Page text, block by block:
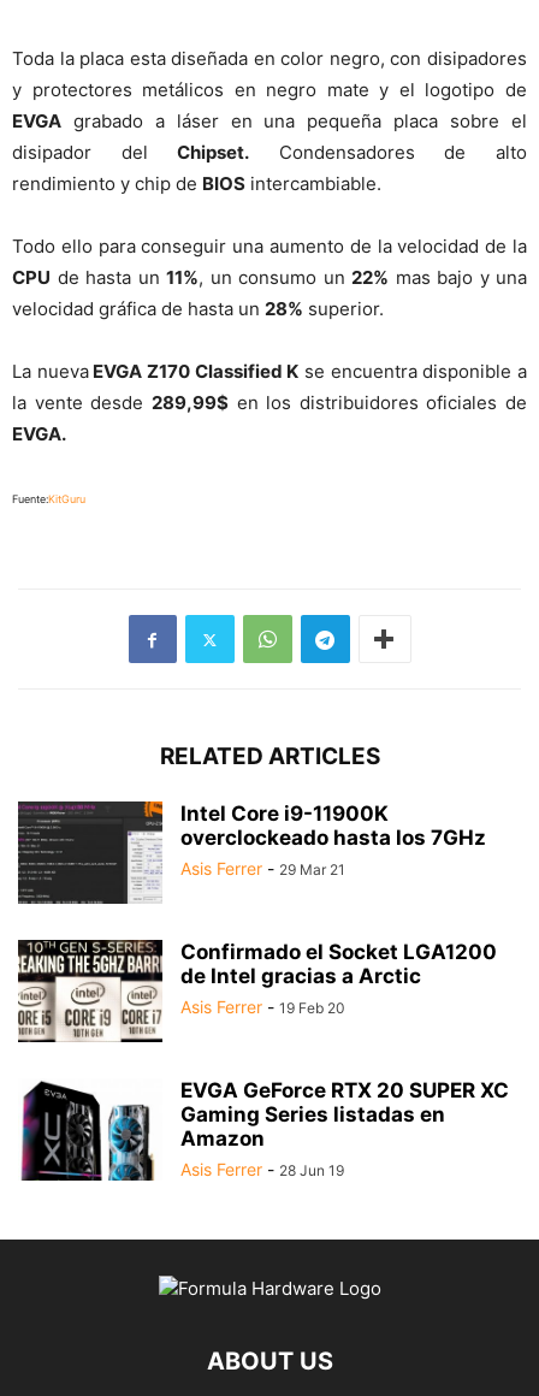
Toda la placa esta diseñada en color negro, con disipadores
y protectores metálicos en negro mate y el logotipo de
EVGA grabado a láser en una pequeña placa sobre el
disipador delChipset. Condensadores de alto
rendimiento y chip de BIOS intercambiable.
Todo ello para conseguir una aumento de la velocidad de la
CPU de hasta un 11%, un consumo un 22% mas bajo y una
velocidad gráfica de hasta un 28% superior.
La nuevaEVGA Z170 Classified K se encuentra disponible a
la vente desde 289,99$en los distribuidores oficiales de
EVGA.
Fuente:KitGuru
RELATED ARTICLES
Intel Core i9-11900K
overclockeado hasta los 7GHz
Asis Ferrer - 29 Mar 21
Confirmado el Socket LGA1200
de Intel gracias a Arctic
Asis Ferrer - 19 Feb 20
EVGA GeForce RTX 20 SUPER XC
Gaming Series listadas en
Amazon
Asis Ferrer - 28 Jun 19
ABOUT US